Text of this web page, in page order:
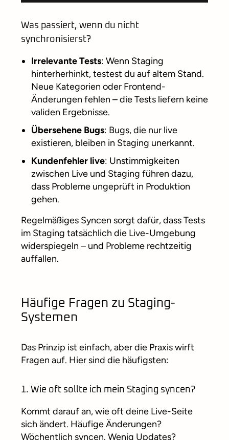
Was passiert, wenn du nicht
synchronisierst?
Irrelevante Tests: Wenn Staging
hinterherhinkt, testest du auf altem Stand.
Neue Kategorien oder Frontend-
Änderungen fehlen – die Tests liefern keine
validen Ergebnisse.
Übersehene Bugs: Bugs, die nur live
existieren, bleiben in Staging unerkannt.
Kundenfehler live: Unstimmigkeiten
zwischen Live und Staging führen dazu,
dass Probleme ungeprüft in Produktion
gehen.
Regelmäßiges Syncen sorgt dafür, dass Tests
im Staging tatsächlich die Live-Umgebung
widerspiegeln – und Probleme rechtzeitig
auffallen.
Häufige Fragen zu Staging-
Systemen
Das Prinzip ist einfach, aber die Praxis wirft
Fragen auf. Hier sind die häufigsten:
1. Wie oft sollte ich mein Staging syncen?
Kommt darauf an, wie oft deine Live-Seite
sich ändert. Häufige Änderungen?
Wöchentlich syncen. Wenig Updates?